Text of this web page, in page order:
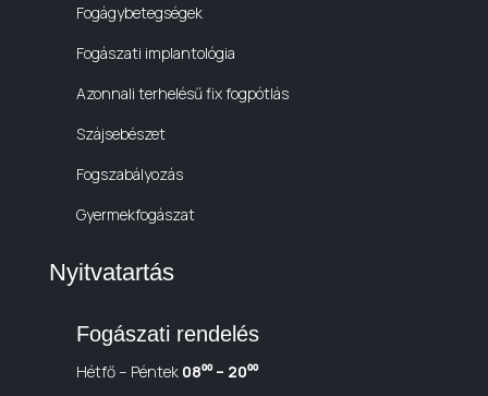
Fogágybetegségek
Fogászati implantológia
Azonnali terhelésű fix fogpótlás
Szájsebészet
Fogszabályozás
Gyermekfogászat
Nyitvatartás
Fogászati rendelés
Hétfő – Péntek 08⁰⁰ – 20⁰⁰